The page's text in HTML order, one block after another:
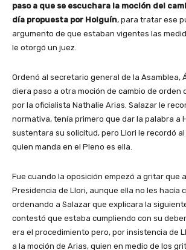
paso a que se escuchara la moción del
día propuesta por Holguín, para tratar ese
argumento de que estaban vigentes las
le otorgó un juez.
Ordenó al secretario general de la Asamblea,
diera paso a otra moción de cambio de orden
por la oficialista Nathalie Arias. Salazar le
normativa, tenía primero que dar la palabra a
sustentara su solicitud, pero Llori le recordó
quien manda en el Pleno es ella.
Fue cuando la oposición empezó a gritar que
Presidencia de Llori, aunque ella no les hacía
ordenando a Salazar que explicara la
contestó que estaba cumpliendo con su
era el procedimiento pero, por insistencia de
a la moción de Arias, quien en medio de los